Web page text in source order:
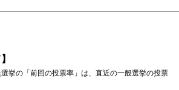
挙の「前回の投票率」は、直近の一般選挙の投票